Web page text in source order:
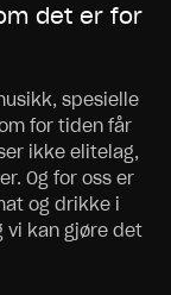
det er for
spesielle
for tiden får
ikke elitelag,
Og for oss er
og drikke i
vi kan gjøre det